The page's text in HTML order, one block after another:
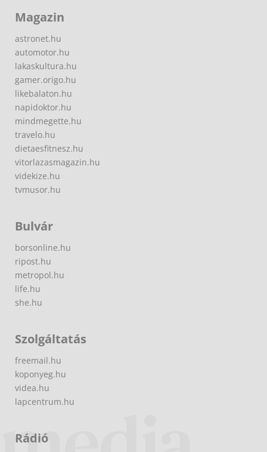
Magazin
astronet.hu
automotor.hu
lakaskultura.hu
gamer.origo.hu
likebalaton.hu
napidoktor.hu
mindmegette.hu
travelo.hu
dietaesfitnesz.hu
vitorlazasmagazin.hu
videkize.hu
tvmusor.hu
Bulvár
borsonline.hu
ripost.hu
metropol.hu
life.hu
she.hu
Szolgáltatás
freemail.hu
koponyeg.hu
videa.hu
lapcentrum.hu
Rádió